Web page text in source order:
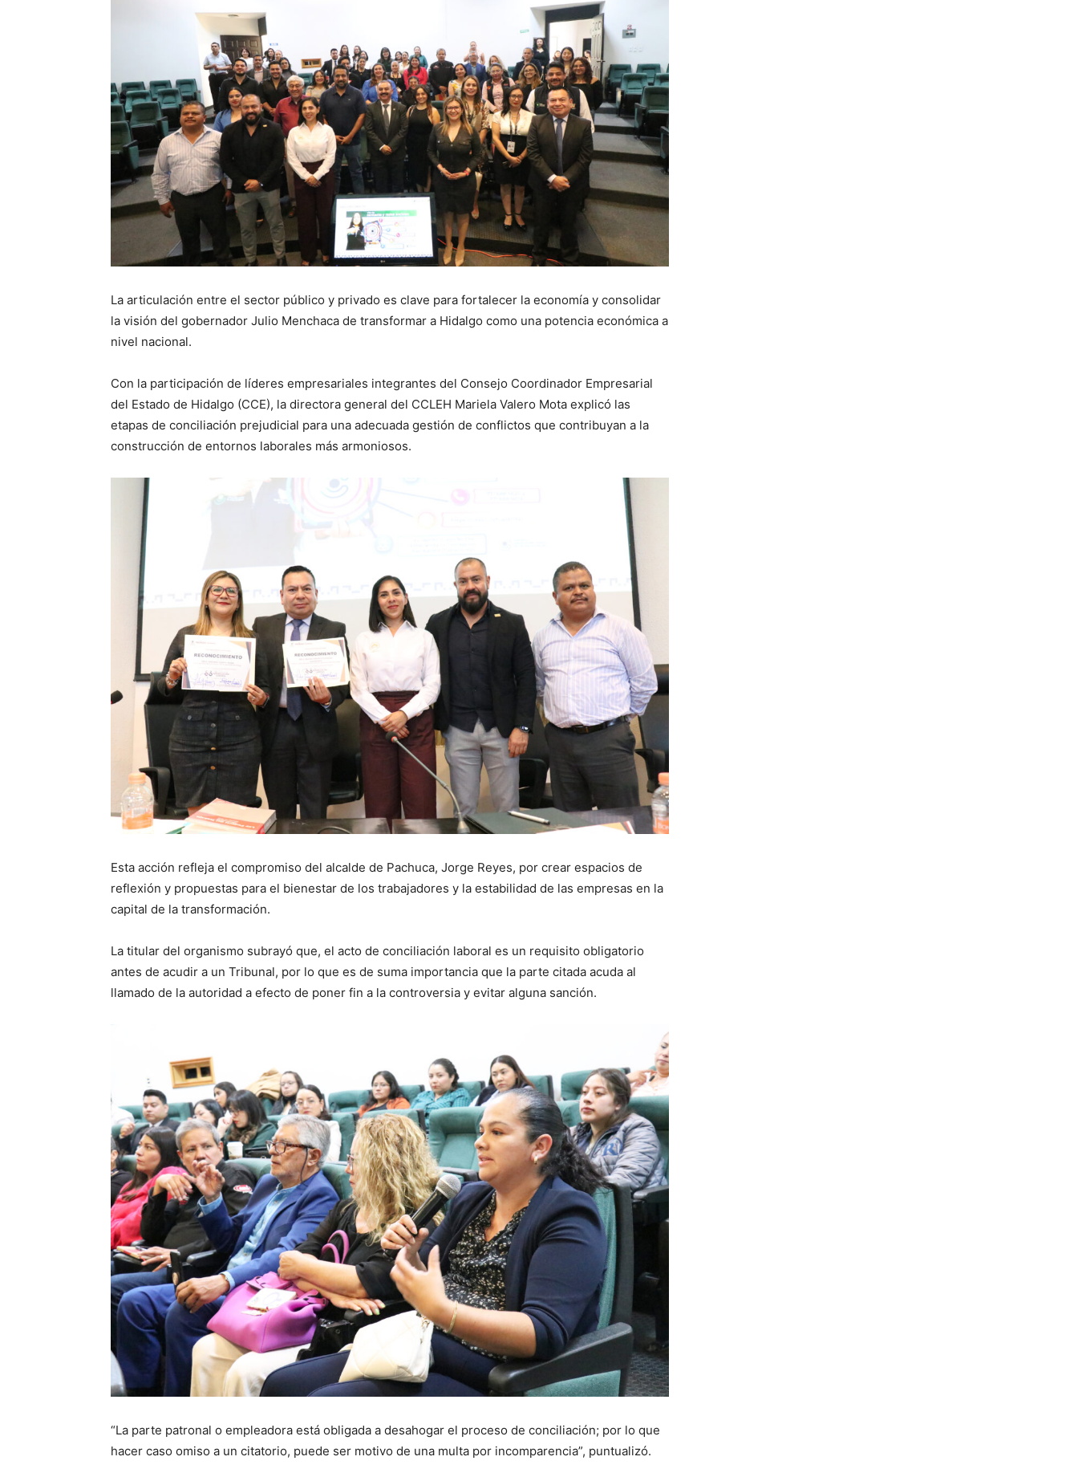
La articulación entre el sector público y privado es clave para fortalecer la economía y consolidar
la visión del gobernador Julio Menchaca de transformar a Hidalgo como una potencia económica a
nivel nacional.
Con la participación de líderes empresariales integrantes del Consejo Coordinador Empresarial
del Estado de Hidalgo (CCE), la directora general del CCLEH Mariela Valero Mota explicó las
etapas de conciliación prejudicial para una adecuada gestión de conflictos que contribuyan a la
construcción de entornos laborales más armoniosos.
Esta acción refleja el compromiso del alcalde de Pachuca, Jorge Reyes, por crear espacios de
reflexión y propuestas para el bienestar de los trabajadores y la estabilidad de las empresas en la
capital de la transformación.
La titular del organismo subrayó que, el acto de conciliación laboral es un requisito obligatorio
antes de acudir a un Tribunal, por lo que es de suma importancia que la parte citada acuda al
llamado de la autoridad a efecto de poner fin a la controversia y evitar alguna sanción.
“La parte patronal o empleadora está obligada a desahogar el proceso de conciliación; por lo que
hacer caso omiso a un citatorio, puede ser motivo de una multa por incomparencia”, puntualizó.